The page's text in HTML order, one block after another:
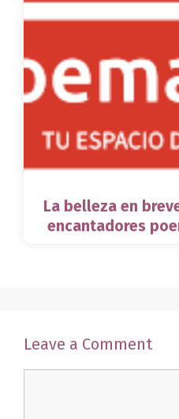
La belleza en
encantadores
Leave a Comment